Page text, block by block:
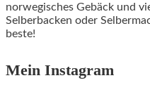
norwegisches Gebäck und
Selberbacken oder
beste!
Mein Instagram